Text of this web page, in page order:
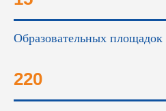
Образовательных площадок
220